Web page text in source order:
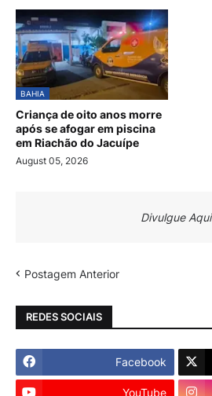
BAHIA
Criança de oito anos morre
após se afogar em piscina
em Riachão do Jacuípe
August 05, 2026
Divulgue Aqui
Postagem Anterior
REDES SOCIAIS
Facebook
YouTube